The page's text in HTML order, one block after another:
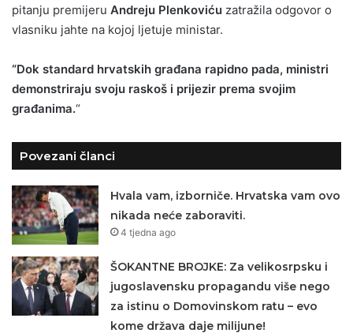
pitanju premijeru Andreju Plenkoviću zatražila odgovor o
vlasniku jahte na kojoj ljetuje ministar.
“Dok standard hrvatskih građana rapidno pada, ministri
demonstriraju svoju raskoš i prijezir prema svojim
građanima.“
Povezani članci
Hvala vam, izborniče. Hrvatska vam ovo
nikada neće zaboraviti.
4 tjedna ago
ŠOKANTNE BROJKE: Za velikosrpsku i
jugoslavensku propagandu više nego
za istinu o Domovinskom ratu – evo
kome država daje milijune!